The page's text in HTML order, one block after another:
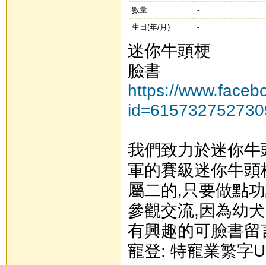
數量
-
生日(年/月)
-
迷你牛頭梗
臉書
https://
我們致力於迷你
軍的賽級迷你牛
屬二的,只要做點
參觀交流,因為幼
有興趣的可臉書
寵登: 特寵業繁字